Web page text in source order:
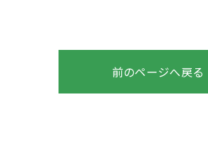
前のページへ戻る